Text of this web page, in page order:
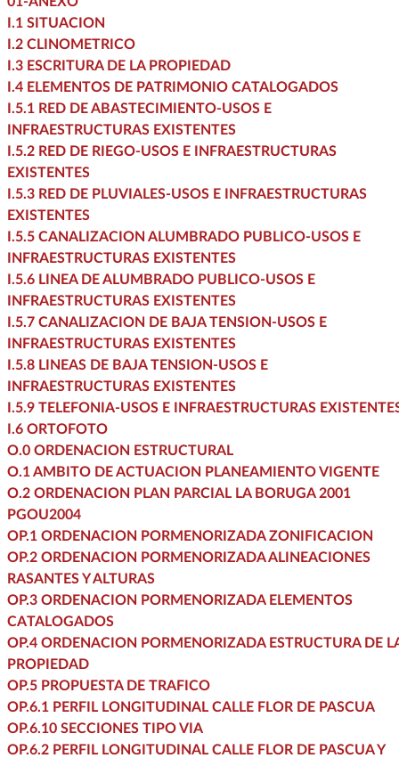
I.1 SITUACION
I.2 CLINOMETRICO
I.3 ESCRITURA DE LA PROPIEDAD
I.4 ELEMENTOS DE PATRIMONIO CATALOGADOS
I.5.1 RED DE ABASTECIMIENTO-USOS E
INFRAESTRUCTURAS EXISTENTES
I.5.2 RED DE RIEGO-USOS E INFRAESTRUCTURAS
EXISTENTES
I.5.3 RED DE PLUVIALES-USOS E INFRAESTRUCTURAS
EXISTENTES
I.5.5 CANALIZACION ALUMBRADO PUBLICO-USOS E
INFRAESTRUCTURAS EXISTENTES
I.5.6 LINEA DE ALUMBRADO PUBLICO-USOS E
INFRAESTRUCTURAS EXISTENTES
I.5.7 CANALIZACION DE BAJA TENSION-USOS E
INFRAESTRUCTURAS EXISTENTES
I.5.8 LINEAS DE BAJA TENSION-USOS E
INFRAESTRUCTURAS EXISTENTES
I.5.9 TELEFONIA-USOS E INFRAESTRUCTURAS
I.6 ORTOFOTO
O.0 ORDENACION ESTRUCTURAL
O.1 AMBITO DE ACTUACION PLANEAMIENTO VIGENTE
O.2 ORDENACION PLAN PARCIAL LA BORUGA 2001
PGOU2004
OP.1 ORDENACION PORMENORIZADA ZONIFICACION
OP.2 ORDENACION PORMENORIZADA ALINEACIONES
RASANTES Y ALTURAS
OP.3 ORDENACION PORMENORIZADA ELEMENTOS
CATALOGADOS
OP.4 ORDENACION PORMENORIZADA ESTRUCTURA DE
PROPIEDAD
OP.5 PROPUESTA DE TRAFICO
OP.6.1 PERFIL LONGITUDINAL CALLE FLOR DE PASCUA
OP.6.10 SECCIONES TIPO VIA
OP.6.2 PERFIL LONGITUDINAL CALLE FLOR DE PASCUA Y